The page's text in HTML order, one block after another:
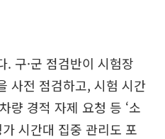
. 구·군 점검반이 시험장
사전 점검하고, 시험 시간
량 경적 자제 요청 등 ‘소
시간대 집중 관리도 포